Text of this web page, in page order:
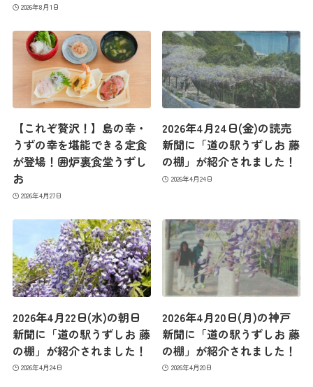
最新情報
2026年8月1日
【これぞ贅沢！】島の幸・
うずの幸を堪能できる定食
が登場！囲炉裏食堂うずし
お
2026年4月27日
2026年4月24日(金)の読売
新聞に「道の駅うずしお 藤
の棚」が紹介されました！
2026年4月24日
2026年4月22日(水)の朝日
新聞に「道の駅うずしお 藤
の棚」が紹介されました！
2026年4月24日
2026年4月20日(月)の神戸
新聞に「道の駅うずしお 藤
の棚」が紹介されました！
2026年4月20日